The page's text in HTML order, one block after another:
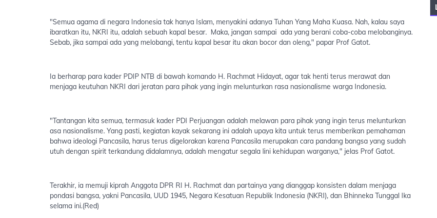
"Semua agama di negara Indonesia tak hanya Islam, menyakini adanya Tuhan Yang Maha Kuasa. Nah, kalau saya
ibaratkan itu, NKRI itu, adalah sebuah kapal besar. Maka, jangan sampai ada yang berani coba-coba melobanginya.
Sebab, jika sampai ada yang melobangi, tentu kapal besar itu akan bocor dan oleng," papar Prof Gatot.
Ia berharap para kader PDIP NTB di bawah komando H. Rachmat Hidayat, agar tak henti terus merawat dan
menjaga keutuhan NKRI dari jeratan para pihak yang ingin melunturkan rasa nasionalisme warga Indonesia.
"Tantangan kita semua, termasuk kader PDI Perjuangan adalah melawan para pihak yang ingin terus melunturkan
asa nasionalisme. Yang pasti, kegiatan kayak sekarang ini adalah upaya kita untuk terus memberikan pemahaman
bahwa ideologi Pancasila, harus terus digelorakan karena Pancasila merupakan cara pandang bangsa yang sudah
utuh dengan spirit terkandung didalamnya, adalah mengatur segala lini kehidupan warganya," jelas Prof Gatot.
Terakhir, ia memuji kiprah Anggota DPR RI H. Rachmat dan partainya yang dianggap konsisten dalam menjaga
pondasi bangsa, yakni Pancasila, UUD 1945, Negara Kesatuan Republik Indonesia (NKRI), dan Bhinneka Tunggal Ika
selama ini.(Red)